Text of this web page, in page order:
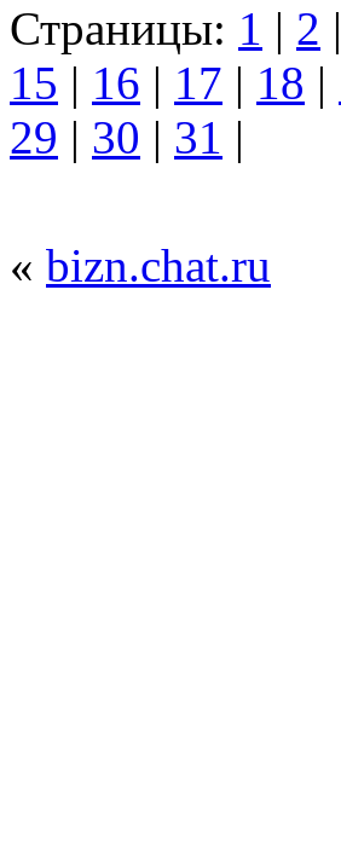
Страницы: 1 | 2 |
15 | 16 | 17 | 18 |
29 | 30 | 31 |
« bizn.chat.ru